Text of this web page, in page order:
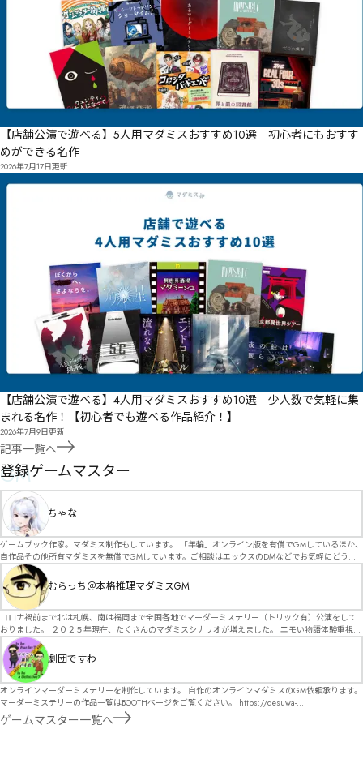
【店舗公演で遊べる】5人用マダミスおすすめ10選｜初心者にもおすす
めができる名作
2026年7月17日更新
【店舗公演で遊べる】4人用マダミスおすすめ10選｜少人数で気軽に集
まれる名作！【初心者でも遊べる作品紹介！】
2026年7月9日更新
記事一覧へ
GM
登録ゲームマスター
ちゃな
ゲームブック作家。マダミス制作もしています。 「年輪」オンライン版を有償でGMしているほか、
自作品その他所有マダミスを無償でGMしています。ご相談はエックスのDMなどでお気軽にどう
ぞ。
むらっち＠本格推理マダミスGM
コロナ禍前まで北は札幌、南は福岡まで全国各地でマーダーミステリー（トリック有）公演をして
おりました。 ２０２５年現在、たくさんのマダミスシナリオが増えました。 エモい物語体験重視の
シナリオがマダミス・マーダーミステリーというジャンル名でたくさんあるため、そのようなシナ
リオは簡単に遊べます。 しかし、２～３時間ずっと考え＆議論して、見たことないトリックが解け
る閃きや犯人として逃げ切る楽しみのある本格推理マーダーミステリーを見つけることが難しくな
劇団ですわ
オンラインマーダーミステリーを制作しています。 自作のオンラインマダミスのGM依頼承ります。
マーダーミステリーの作品一覧はBOOTHページをご覧ください。 https://desuwa-
madamisu.booth.pm/ 以下注意事項をご一読、同意の上で、予約フォームからご連絡ください。
■GM依頼の注意事項■ ①依頼をする作品のＢＯＯＴＨの概要を確認した上で、依頼してくださ
ゲームマスター一覧へ